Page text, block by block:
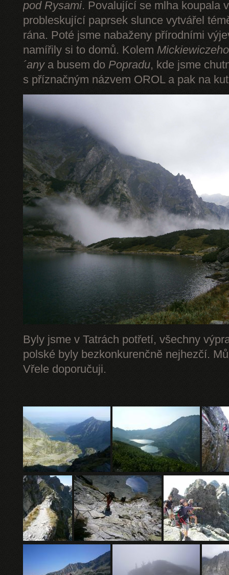
pod Rysami. Povalující se mlha koupala
probleskující paprsek slunce vytvářel
rána. Poté jsme nabaženy přírodními
namířily si to domů. Kolem
´anya busem do Popradu, kde jsme
s příznačným názvem OROL a pak na
Byly jsme v Tatrách potřetí, všechny
polské byly bezkonkurenčně nejhezčí.
Vřele doporučuji.